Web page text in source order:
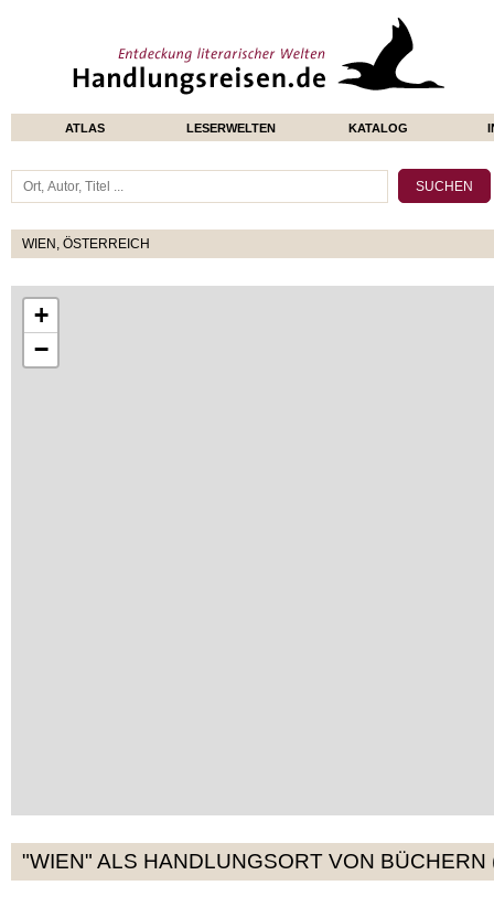
ATLAS LESERWELTEN KATALOG
WIEN, ÖSTERREICH
+
−
"WIEN" ALS HANDLUNGSORT VON BÜCHERN